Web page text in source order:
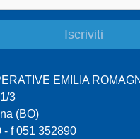
EMILIA
3
(BO)
- f 051 352890